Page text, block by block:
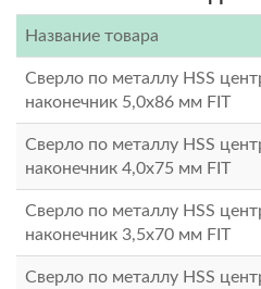
Название товара
Сверло по металлу HSS
наконечник 5,0х86 мм FIT
Сверло по металлу HSS
наконечник 4,0х75 мм FIT
Сверло по металлу HSS
наконечник 3,5х70 мм FIT
Сверло по металлу HSS